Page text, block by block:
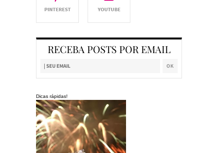
RECEBA POSTS POR EMAIL
Dicas rápidas!